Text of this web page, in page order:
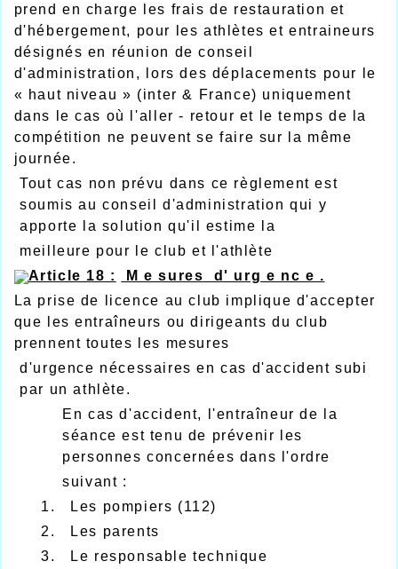
prend en charge les frais de restauration et
d'hébergement, pour les athlètes et entraineurs
désignés en réunion de conseil
d'administration, lors des déplacements pour le
« haut niveau » (inter & France) uniquement
dans le cas où l'aller - retour et le temps de la
compétition ne peuvent se faire sur la même
journée.
Tout cas non prévu dans ce règlement est
soumis au conseil d'administration qui y
apporte la solution qu'il estime la
meilleure pour le club et l'athlète
Article 18 :
M e sures d' urg e nc e .
La prise de licence au club implique d'accepter
que les entraîneurs ou dirigeants du club
prennent toutes les mesures
d'urgence nécessaires en cas d'accident subi
par un athlète.
En cas d'accident, l'entraîneur de la
séance est tenu de prévenir les
personnes concernées dans l'ordre
suivant :
1. Les pompiers (112)
2. Les parents
3. Le responsable technique